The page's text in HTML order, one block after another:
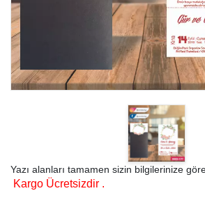
Yazı alanları tamamen sizin bilgilerinize
Kargo Ücretsizdir .